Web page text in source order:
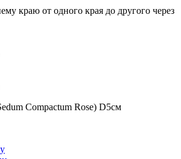
краю от одного края до другого через
Compactum Rose) D5см